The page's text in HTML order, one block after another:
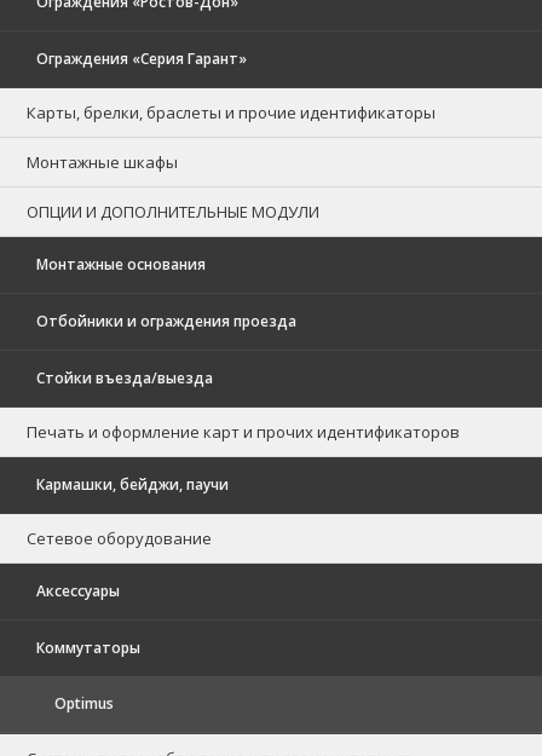
Ограждения «Серия Гарант»
Карты, брелки, браслеты и прочие идентификаторы
Монтажные шкафы
ОПЦИИ И ДОПОЛНИТЕЛЬНЫЕ МОДУЛИ
Монтажные основания
Отбойники и ограждения проезда
Стойки въезда/выезда
Печать и оформление карт и прочих идентификаторов
Кармашки, бейджи, паучи
Сетевое оборудование
Аксессуары
Коммутаторы
Optimus